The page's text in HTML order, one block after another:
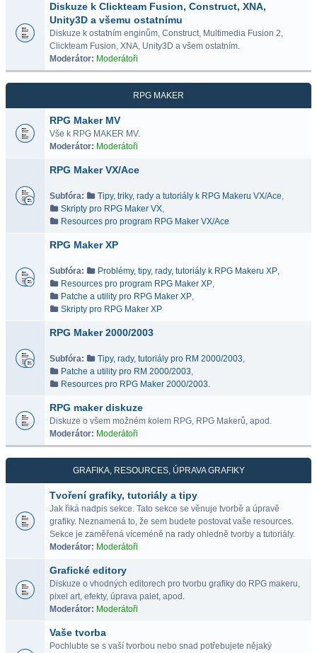
Diskuze k Clickteam Fusion, Construct, XNA,
Unity3D a všemu ostatnímu
Diskuze k ostatním enginům, Construct, Multimedia Fusion 2,
Clickteam Fusion, XNA, Unity3D a všem ostatním.
Moderátor: Moderátoři
RPG MAKER
RPG Maker MV
Vše k RPG MAKER MV.
Moderátor: Moderátoři
RPG Maker VX/Ace
Subfóra: Tipy, triky, rady a tutoriály k RPG Makeru VX/Ace,
Skripty pro RPG Maker VX,
Resources pro program RPG Maker VX/Ace
RPG Maker XP
Subfóra: Problémy, tipy, rady, tutoriály k RPG Makeru XP,
Resources pro program RPG Maker XP,
Patche a utility pro RPG Maker XP,
Skripty pro RPG Maker XP
RPG Maker 2000/2003
Subfóra: Tipy, rady, tutoriály pro RM 2000/2003,
Patche a utility pro RM 2000/2003,
Resources pro RPG Maker 2000/2003.
RPG maker diskuze
Diskuze o všem možném kolem RPG, RPG Makerů, apod.
Moderátor: Moderátoři
GRAFIKA, RESOURCES, ÚPRAVA GRAFIKY
Tvoření grafiky, tutoriály a tipy
Jak řiká nadpis sekce. Tato sekce se věnuje tvorbě a úpravě
grafiky. Neznamená to, že sem budete postovat vaše resources.
Sekce je zaměřená víceméně na rady ohledně tvorby a tutoriály.
Moderátor: Moderátoři
Grafické editory
Diskuze o vhodných editorech pro tvorbu grafiky do RPG makeru,
pixel art, efekty, úprava palet, apod.
Moderátor: Moderátoři
Vaše tvorba
Pochlubte se s vaší tvorbou nebo snad potřebujete nějaký